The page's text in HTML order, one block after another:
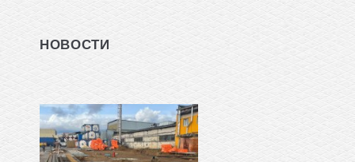
НОВОСТИ